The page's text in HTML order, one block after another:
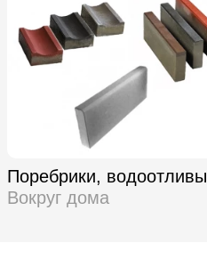
Поребрики, водоотливы
Вокруг дома